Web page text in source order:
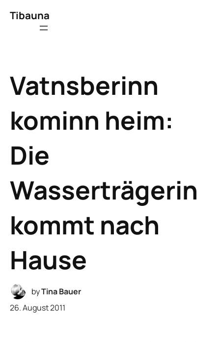
Tibauna
Vatnsberinn
kominn heim:
Die
Wasserträgerin
kommt nach
Hause
byTina Bauer
26. August 2011